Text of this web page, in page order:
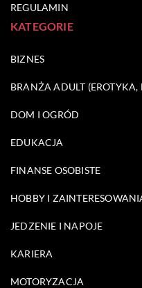
REGULAMIN
KATEGORIE
BIZNES
BRANŻA ADULT
DOM I OGRÓD
EDUKACJA
FINANSE OSOBISTE
HOBBY I
JEDZENIE I NAPOJE
KARIERA
MOTORYZACJA